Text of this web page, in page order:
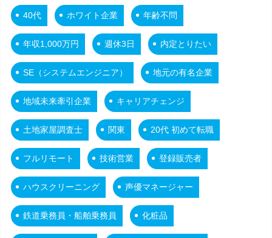
40代 ホワイト企業 年齢不問
年収1,000万円 週休3日 内定とりたい
SE（システムエンジニア） 地元の有名企業
地域未来牽引企業 キャリアチェンジ
土地家屋調査士 関東 20代 初めて転職
フルリモート 技術営業 登録販売者
ハウスクリーニング 声優マネージャー
鉄道乗務員・船舶乗務員 化粧品